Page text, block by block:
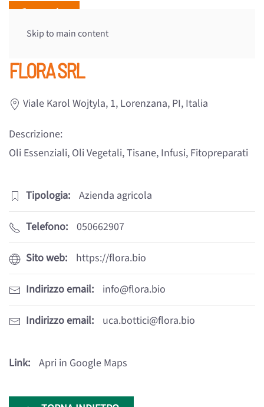
Skip to main content
FLORA SRL
Viale Karol Wojtyla, 1, Lorenzana, PI, Italia
Descrizione:
Oli Essenziali, Oli Vegetali, Tisane, Infusi, Fitopreparati
Tipologia: Azienda agricola
Telefono: 050662907
Sito web: https://flora.bio
Indirizzo email: info@flora.bio
Indirizzo email: uca.bottici@flora.bio
Link: Apri in Google Maps